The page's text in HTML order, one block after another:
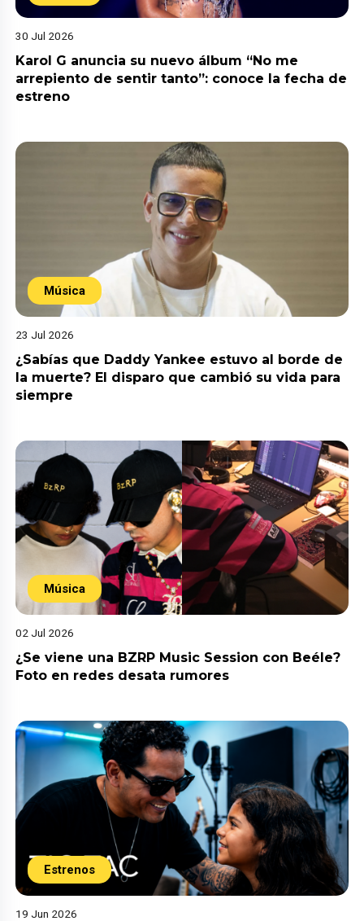
30 Jul 2026
Karol G anuncia su nuevo álbum “No me
arrepiento de sentir tanto”: conoce la fecha de
estreno
Música
23 Jul 2026
¿Sabías que Daddy Yankee estuvo al borde de
la muerte? El disparo que cambió su vida para
siempre
Música
02 Jul 2026
¿Se viene una BZRP Music Session con Beéle?
Foto en redes desata rumores
Estrenos
19 Jun 2026